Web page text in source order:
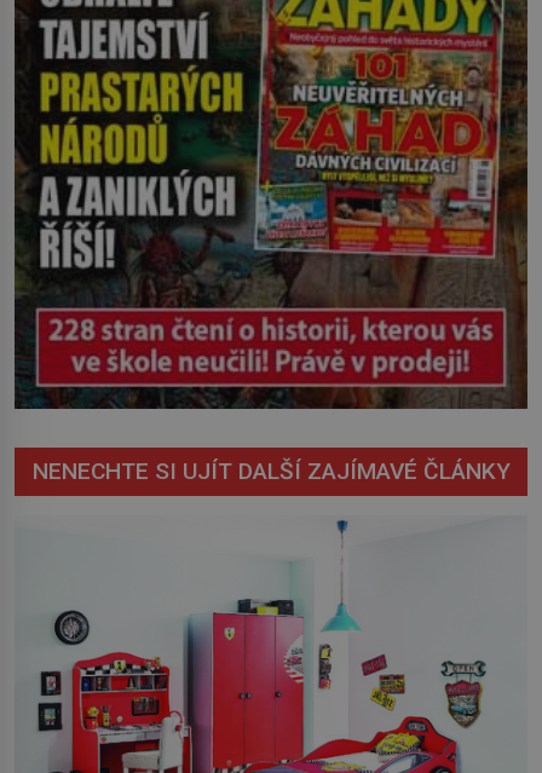
z […]
NENECHTE SI UJÍT DALŠÍ ZAJÍMAVÉ ČLÁNKY